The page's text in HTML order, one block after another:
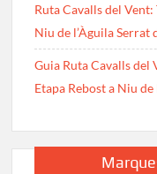
Ruta Cavalls del
Niu de l’Àguila Serrat
Guia Ruta Cavalls del
Etapa Rebost a Niu